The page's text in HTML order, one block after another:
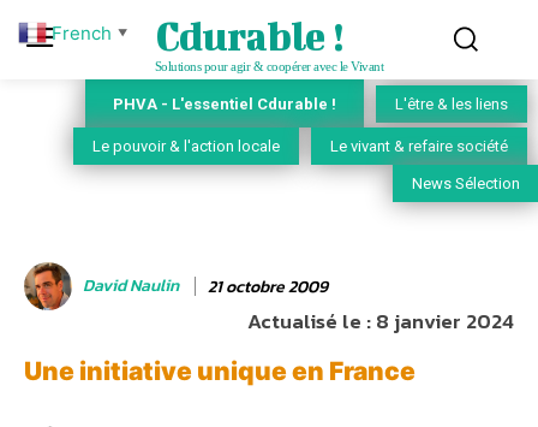
Cdurable !
Solutions pour agir & coopérer avec le Vivant
PHVA - L'essentiel Cdurable ! L'être & les liens
Le pouvoir & l'action locale Le vivant & refaire société
News Sélection
David Naulin 21 octobre 2009
Actualisé le :8 janvier 2024
Une initiative unique en France
French ▼